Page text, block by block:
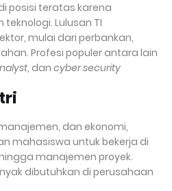
posisi teratas karena
Lulusan TI
mulai dari perbankan,
Profesi populer antara lain
, dan cyber security
dan ekonomi,
mahasiswa untuk bekerja di
manajemen proyek.
dibutuhkan di perusahaan